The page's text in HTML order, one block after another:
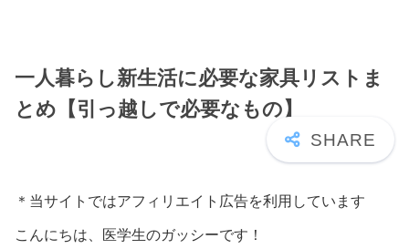
一人暮らし新生活に必要な家具リストま
とめ【引っ越しで必要なもの】
＊当サイトではアフィリエイト広告を利用しています
こんにちは、医学生のガッシーです！